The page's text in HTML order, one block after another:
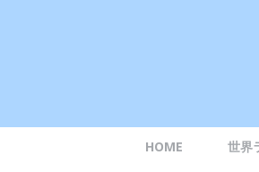
HOME 世界